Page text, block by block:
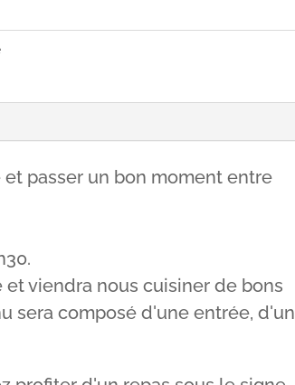
passer un bon moment entre
viendra nous cuisiner de bons
sera composé d'une entrée, d'un